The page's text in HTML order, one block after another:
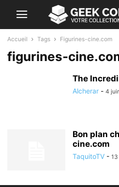
Accueil Tags Figurines-cine.com
figurines-
The
Alcherar - 4
Bon plan
cine.com
TaquitoTV - 13